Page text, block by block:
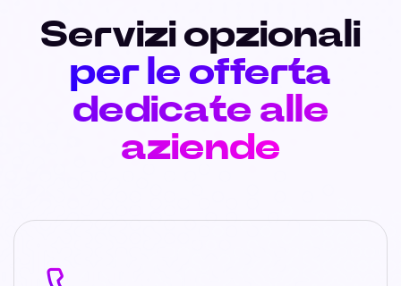
Servizi opzionali
per le offerta
dedicate alle
aziende